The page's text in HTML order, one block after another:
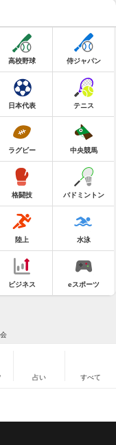
高校野球 侍ジャパン
日本代表 テニス
ラグビー 中央競馬
格闘技 バドミントン
陸上 水泳
ビジネス eスポーツ
占い すべて